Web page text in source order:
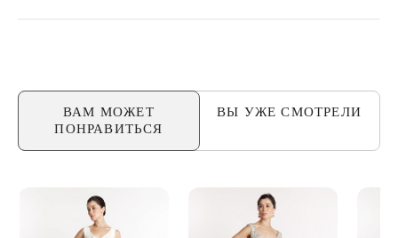
ВАМ МОЖЕТ
ПОНРАВИТЬСЯ
ВЫ УЖЕСМОТРЕЛИ